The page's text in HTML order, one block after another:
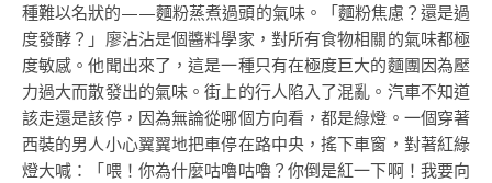
種難以名狀的——麵粉蒸煮過頭的氣味。「麵粉焦慮？還是過
度發酵？」廖沾沾是個醬料學家，對所有食物相關的氣味都極
度敏感。他聞出來了，這是一種只有在極度巨大的麵團因為壓
力過大而散發出的氣味。街上的行人陷入了混亂。汽車不知道
該走還是該停，因為無論從哪個方向看，都是綠燈。一個穿著
西裝的男人小心翼翼地把車停在路中央，搖下車窗，對著紅綠
燈大喊：「喂！你為什麼咕嚕咕嚕？你倒是紅一下啊！我要向